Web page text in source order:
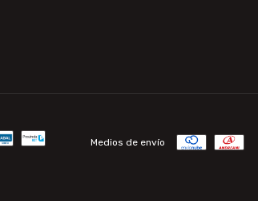
Medios de envío